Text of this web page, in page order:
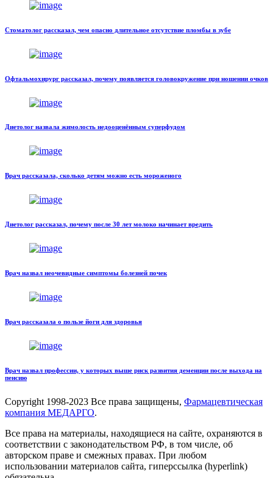
Стоматолог рассказал, чем опасно длительное отсутствие пломбы в зубе
Офтальмохирург рассказал, почему появляется головокружение при ношении очков
Диетолог назвала жимолость недооценённым суперфудом
Врач рассказала, сколько детям можно есть мороженого
Диетолог рассказал, почему после 30 лет молоко начинает вредить
Врач назвал неочевидные симптомы болезней почек
Врач рассказала о пользе йоги для здоровья
Врач назвал профессии, у которых выше риск развития деменции после выхода на
пенсию
Copyright 1998-2023 Все права защищены, Фармацевтическая
компания МЕДАРГО.
Все права на материалы, находящиеся на сайте, охраняются в
соответствии с законодательством РФ, в том числе, об
авторском праве и смежных правах. При любом
использовании материалов сайта, гиперссылка (hyperlink)